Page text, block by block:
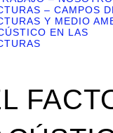
– CAMPOS
Y MEDIO
EN LAS